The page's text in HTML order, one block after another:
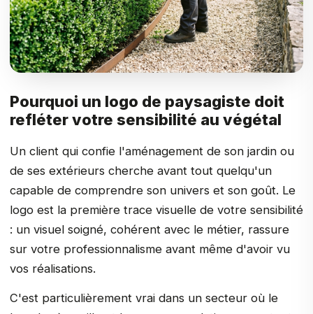
Pourquoi un logo de paysagiste doit
refléter votre sensibilité au végétal
Un client qui confie l'aménagement de son jardin ou
de ses extérieurs cherche avant tout quelqu'un
capable de comprendre son univers et son goût. Le
logo est la première trace visuelle de votre sensibilité
: un visuel soigné, cohérent avec le métier, rassure
sur votre professionnalisme avant même d'avoir vu
vos réalisations.
C'est particulièrement vrai dans un secteur où le